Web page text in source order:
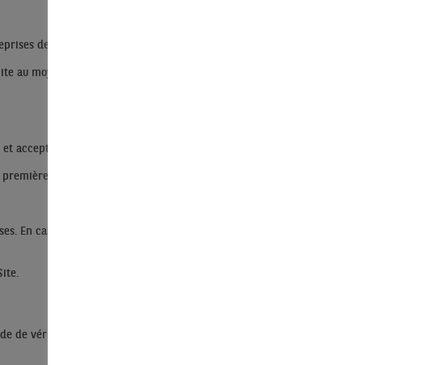
de la confirmation écrite fait foi entre les parties.
moyen de Données d’accès est présumée émaner du titulaire auquel
les présentes Conditions avant d’accéder aux Services du Site.
connexion faisant suite aux dites modifications.
En cas de modification des Conditions, seule la preuve de cette
de vérification. Au 6ème essai infructueux, tout nouvel accès au Site lui